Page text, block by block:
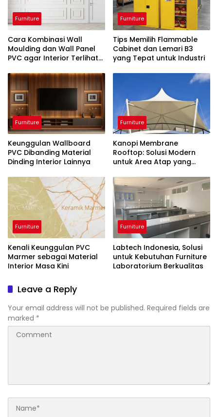
Furniture
Cara Kombinasi Wall
Moulding dan Wall Panel
PVC agar Interior Terlihat
Furniture
Tips Memilih Flammable
Cabinet dan Lemari B3
yang Tepat untuk Industri
Furniture
Keunggulan Wallboard
PVC Dibanding Material
Dinding Interior Lainnya
Furniture
Kanopi Membrane
Rooftop: Solusi Modern
untuk Area Atap yang
Furniture
Kenali Keunggulan PVC
Marmer sebagai Material
Interior Masa Kini
Furniture
Labtech Indonesia, Solusi
untuk Kebutuhan Furniture
Laboratorium Berkualitas
Leave a Reply
Your email address will not be published. Required fields are
marked *